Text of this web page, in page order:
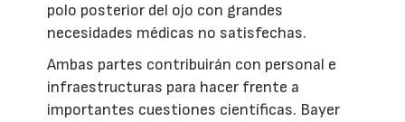
polo posterior del ojo con grandes
necesidades médicas no satisfechas.
Ambas partes contribuirán con personal e
infraestructuras para hacer frente a
importantes cuestiones científicas. Bayer